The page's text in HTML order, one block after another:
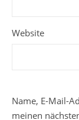
Website
Name, E-Mail-
meinen